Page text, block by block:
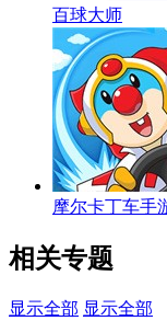
百球大师
摩尔卡丁车手
相关专题
显示全部 显示全部